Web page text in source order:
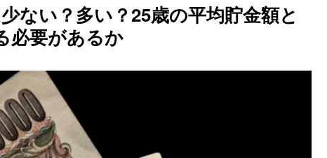
ない？多い？25歳の平均貯金額と
必要があるか